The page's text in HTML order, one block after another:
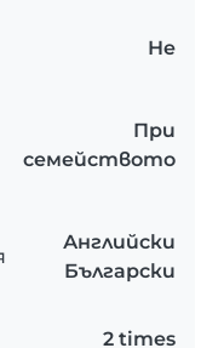
Не
При
семейството
Английски
Български
2 times